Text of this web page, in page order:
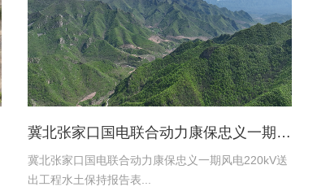
冀北张家口国电联合动力康保忠义一期风电220kV送出工程水土保持报告表
冀北张家口国电联合动力康保忠义一期风电220kV送
出工程水土保持报告表...